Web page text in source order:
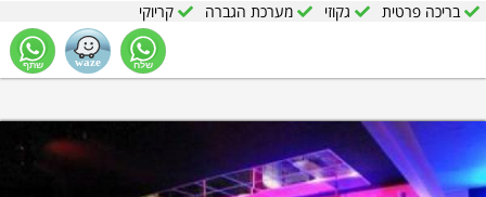
בריכה פרטית גקוזי מערכת הגברה קריוקי